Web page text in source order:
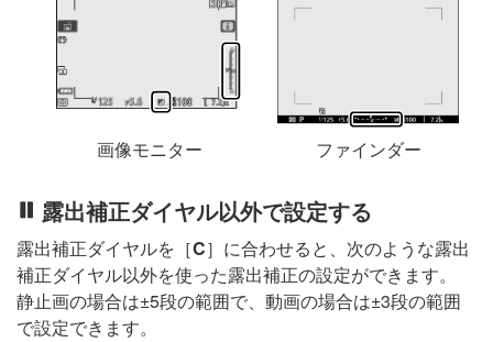
画像モニター ファインダー
露出補正ダイヤル以外で設定する
露出補正ダイヤルを［C］に合わせると、次のような露出
補正ダイヤル以外を使った露出補正の設定ができます。
静止画の場合は±5段の範囲で、動画の場合は±3段の範囲
で設定できます。